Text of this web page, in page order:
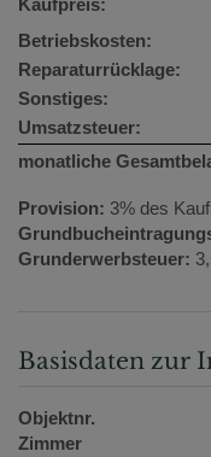
Kaufpreis:
Betriebskosten:
Reparaturrücklage:
Sonstiges:
Umsatzsteuer:
monatliche
Provision: 3% des
Grunderwerbsteuer:
Basisdaten zur
Objektnr.
Zimmer